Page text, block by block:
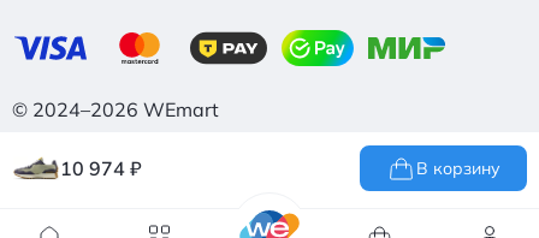
10 974 ₽ В корзину
© 2024–2026 WEmart